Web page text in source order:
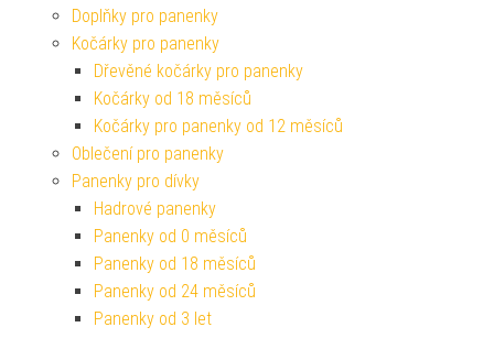
Doplňky pro panenky
Kočárky pro panenky
Dřevěné kočárky pro panenky
Kočárky od 18 měsíců
Kočárky pro panenky od 12 měsíců
Oblečení pro panenky
Panenky pro dívky
Hadrové panenky
Panenky od 0 měsíců
Panenky od 18 měsíců
Panenky od 24 měsíců
Panenky od 3 let